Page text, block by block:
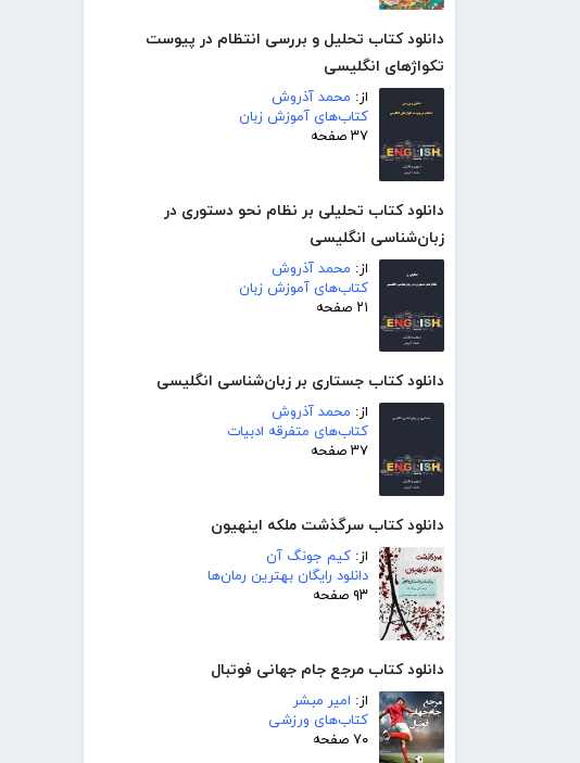
دانلود کتاب تحلیل و بررسی انتظام در پیوست
تکواژهای انگلیسی
از: محمد آذروش
کتاب‌های آموزش زبان
۳۷ صفحه
دانلود کتاب تحلیلی بر نظام نحو دستوری در
زبان‌شناسی انگلیسی
از: محمد آذروش
کتاب‌های آموزش زبان
۲۱ صفحه
دانلود کتاب جستاری بر زبان‌شناسی انگلیسی
از: محمد آذروش
کتاب‌های متفرقه ادبیات
۳۷ صفحه
دانلود کتاب سرگذشت ملکه اینهیون
از: کیم جونگ آن
دانلود رایگان بهترین رمان‌ها
۹۳ صفحه
دانلود کتاب مرجع جام جهانی فوتبال
از: امیر مبشر
کتاب‌های ورزشی
۷۰ صفحه